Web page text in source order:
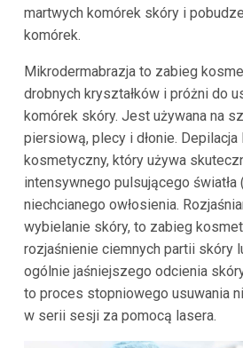
martwych komórek skóry i
komórek.
Mikrodermabrazja to zabieg
drobnych kryształków i próżni do
komórek skóry. Jest używana na
piersiową, plecy i dłonie.
kosmetyczny, który używa
intensywnego pulsującego
niechcianego owłosienia.
wybielanie skóry, to zabieg
rozjaśnienie ciemnych partii skóry
ogólnie jaśniejszego odcienia
to proces stopniowego usuwania
w serii sesji za pomocą lasera.